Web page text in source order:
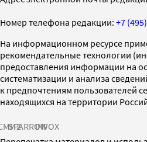
Номер телефона редакции: +7
На информационном ресурсе
рекомендательные технологии
предоставления информации на
систематизации и анализа
к предпочтениям пользователей
находящихся на территории
SPARROWINFOX